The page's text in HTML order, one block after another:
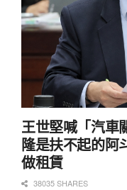
王世堅喊「汽車
隆是扶不起的阿
做租賃
38035 SHARES